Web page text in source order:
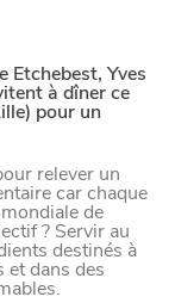
Etchebest, Yves
à dîner ce
pour un
relever un
car chaque
de
? Servir au
destinés à
et dans des
utilisons
besoins des